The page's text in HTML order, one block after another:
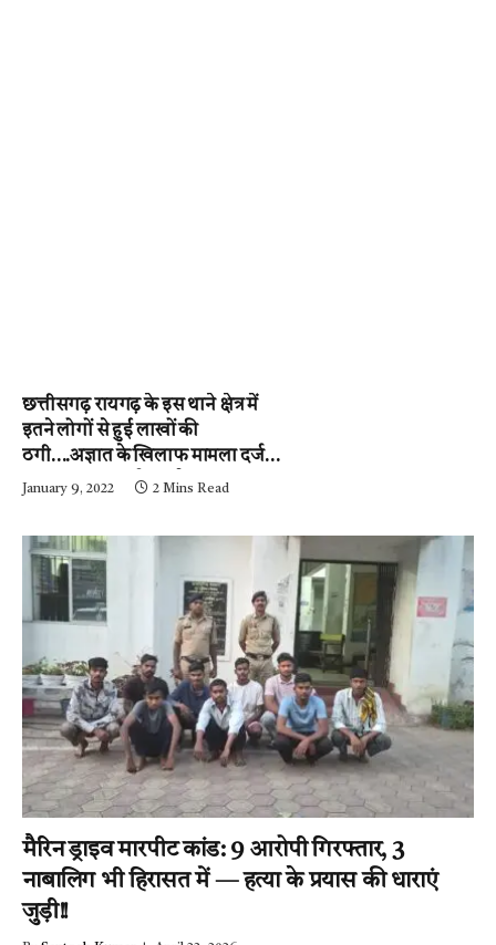
छत्तीसगढ़ रायगढ़ के इस थाने क्षेत्र में
इतने लोगों से हुई लाखों की
ठगी….अज्ञात के खिलाफ मामला दर्ज,
पुलिस जुटी जांच में….पढ़े न्यूज़
January 9, 2022 2 Mins Read
मैरिन ड्राइव मारपीट कांड: 9 आरोपी गिरफ्तार, 3
नाबालिग भी हिरासत में — हत्या के प्रयास की धाराएं
जुड़ी!!